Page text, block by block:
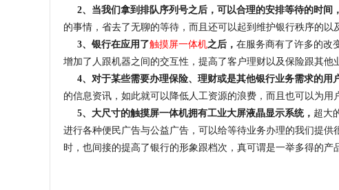
2、当我们拿到排队序列号之后，可以合理的安排等待的时间，
的事情，省去了无聊的等待，而且还可以起到维护银行秩序的以
3、银行在应用了触摸屏一体机之后， 在服务商有了许多的改
增加了人跟机器之间的交互性，提高了客户理财以及保险跟其
4、对于某些需要办理保险、理财或是其他银行业务需求的用
的信息资讯，如此就可以降低人工资源的浪费，而且也可以为用
5、大尺寸的触摸屏一体机拥有工业大屏液晶显示系统， 超大
进行各种便民广告与公益广告，可以给等待业务办理的我们提
时，也间接的提高了银行的形象跟档次，真可谓是一举多得的产